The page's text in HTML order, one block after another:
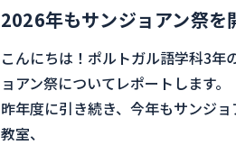
2026年もサンジョアン祭を
こんにちは！ポルトガル語学科3
ョアン祭についてレポートします。
昨年度に引き続き、今年もサンジ
教室、